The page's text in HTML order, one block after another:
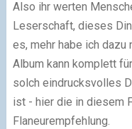
Also ihr werten
Leserschaft, dieses
es, mehr habe ich
Album kann komplett
solch eindrucksvolles
ist - hier die in diesem
Flaneurempfehlung.